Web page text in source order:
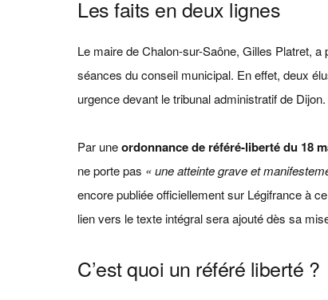
Les faits en deux lignes
Le maire de Chalon-sur-Saône, Gilles Platret,
séances du conseil municipal. En effet, deux
urgence devant le tribunal administratif de Dijon.
Par uneordonnance de référé-liberté du 18
ne porte pas « une atteinte grave et
encore publiée officiellement sur Légifrance à
lien vers le texte intégral sera ajouté dès sa
C’est quoi un référé liberté ?